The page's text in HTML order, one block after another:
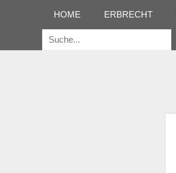
Erstes Menü
Inhalt:
HOME ERBRECHT
Suche